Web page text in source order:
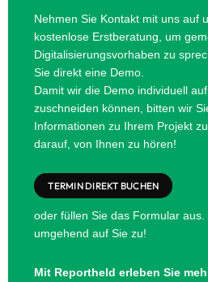
Nehmen Sie Kontakt mit uns auf
kostenlose Erstberatung, um
Digitalisierungsvorhaben zu
Sie direkt eine Demo.
Damit wir die Demo individuell
zuschneiden können, bitten wir
Informationen zu Ihrem Projekt
darauf, von Ihnen zu hören!
TERMIN DIREKT BUCHEN
oder füllen Sie das Formular aus.
umgehend auf Sie zu!
Mit Reportheld erleben Sie